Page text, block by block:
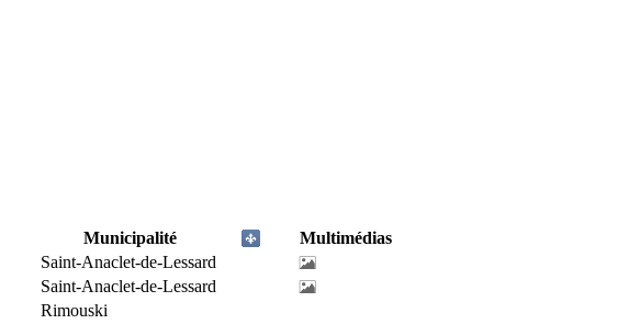
Municipalité
Multimédias
Saint-Anaclet-de-Lessard
Saint-Anaclet-de-Lessard
Rimouski